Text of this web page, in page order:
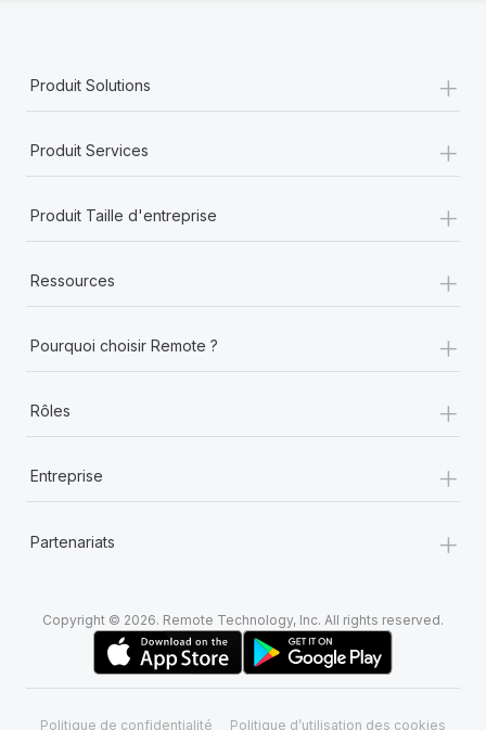
Produit Solutions +
Produit Services +
Produit Taille d'entreprise +
Ressources +
Pourquoi choisir Remote ? +
Rôles +
Entreprise +
Partenariats +
Copyright © 2026. Remote Technology, Inc. All rights reserved.
Politique de confidentialité Politique d’utilisation des cookies